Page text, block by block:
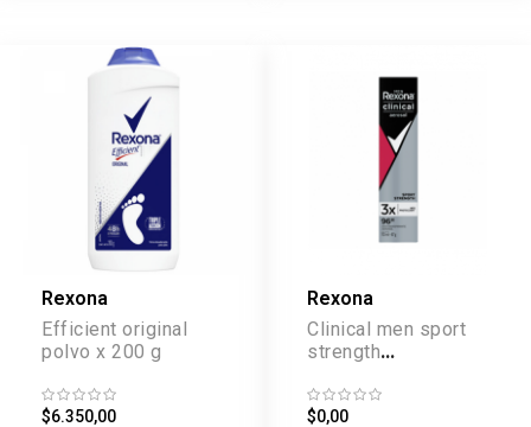
Rexona
Efficient original
polvo x 200 g
$6.350,00
Rexona
Clinical men sport
strength
aerosol x 67 g
$0,00